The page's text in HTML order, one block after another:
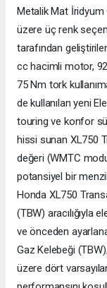
Metalik Mat İridyum
üzere üç renk
tarafından
cc hacimli motor,
75 Nm tork
de kullanılan yeni
touring ve konfor
hissi sunan XL750
değeri (WMTC
potansiyel bir
Honda XL750
(TBW) aracılığıyla
ve önceden
Gaz Kelebeği
üzere dört